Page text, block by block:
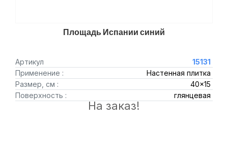
Площадь Испании синий
Артикул
15131
Применение :
Настенная плитка
Размер, см :
40x15
Поверхность :
глянцевая
На заказ!